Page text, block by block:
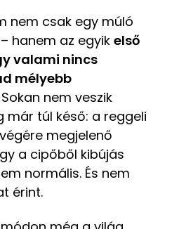
nem csak egy múló
hanem az egyik első
valami nincs
mélyebb
Sokan nem veszik
már túl késő: a reggeli
megjelenő
a cipőből kibújás
normális. És nem
érint.